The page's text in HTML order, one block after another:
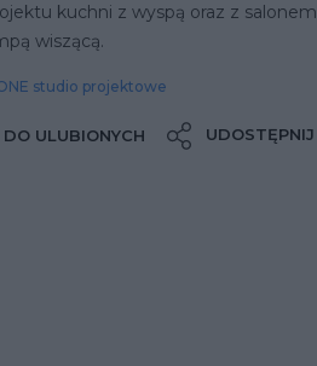
kuchni z wyspą oraz z salonem
wiszącą.
studio projektowe
ULUBIONYCH UDOSTĘPNIJ